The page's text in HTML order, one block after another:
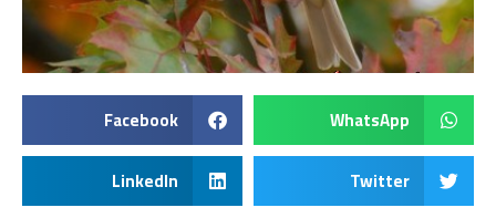
WhatsApp
Facebook
Twitter
LinkedIn